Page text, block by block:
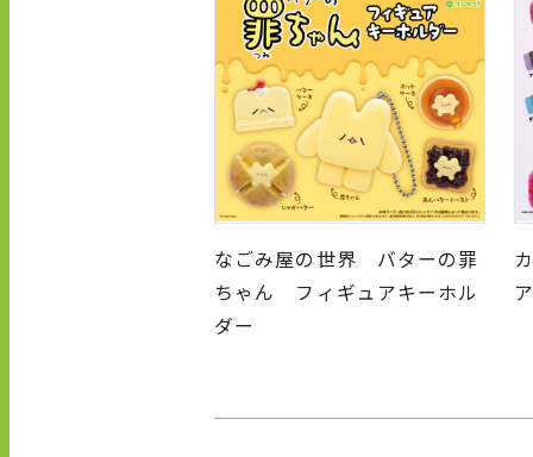
なごみ屋の世界 バターの罪
ちゃん フィギュアキーホル
ダー